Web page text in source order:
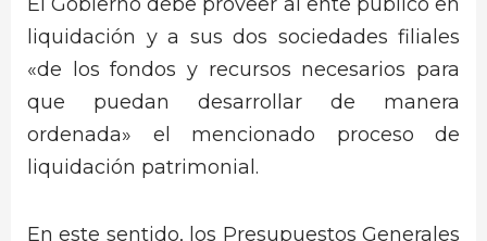
liquidación y a sus dos sociedades filiales
«de los fondos y recursos necesarios para
que puedan desarrollar de manera
ordenada» el mencionado proceso de
liquidación patrimonial.
En este sentido, los Presupuestos Generales